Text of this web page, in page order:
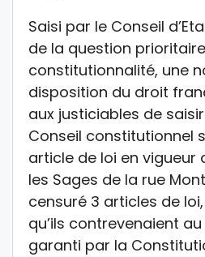
Saisi par le Conseil
de la question
constitutionnalité, une
disposition du droit
aux justiciables de
Conseil constitutionnel
article de loi en vigueur
les Sages de la rue
censuré 3 articles de
qu’ils contrevenaient
garanti par la